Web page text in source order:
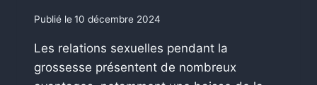
Publié le10 décembre 2024
Les relations sexuelles pendant la
grossesse présentent de nombreux